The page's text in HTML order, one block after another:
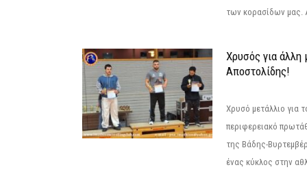
των κορασίδων μας.
Χρυσός για άλλη
Αποστολίδης!
Χρυσό μετάλλιο για
περιφερειακό
της Βάδης-
ένας κύκλος στην